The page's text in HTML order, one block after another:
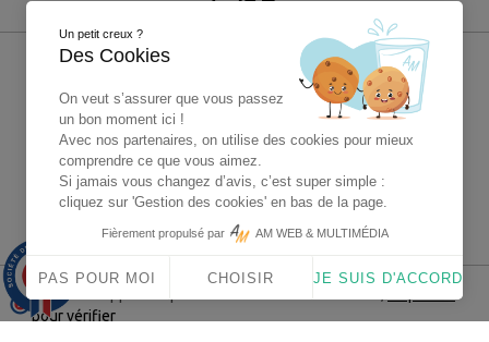
4X sans frais Paypal
pour vérifier
9.9/10
1563 avis
Un petit creux ?
Des Cookies
On veut s’assurer que vous passez
un bon moment ici !
Avec nos partenaires, on utilise des cookies pour mieux
comprendre ce que vous aimez.
Si jamais vous changez d’avis, c’est super simple :
cliquez sur 'Gestion des cookies' en bas de la page.
Fièrement propulsé par AM WEB & MULTIMÉDIA
PAS POUR MOI CHOISIR JE SUIS D'ACCORD